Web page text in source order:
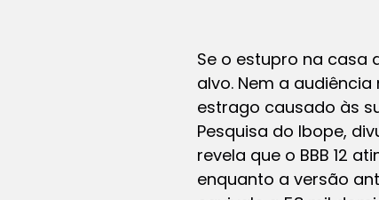
Se o estupro na casa
alvo. Nem a
estrago causado às
Pesquisa do Ibope,
revela que o BBB 12
enquanto a versão